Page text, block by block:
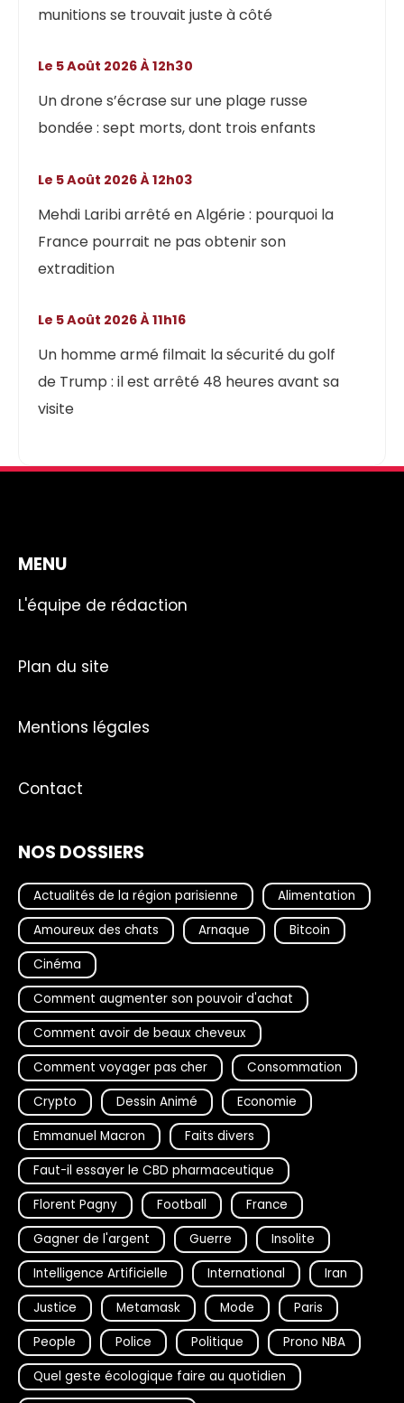
munitions se trouvait juste à côté
Un drone s’écrase sur une plage russe
bondée : sept morts, dont trois enfants
Le 5 Août 2026 À 12h30
Mehdi Laribi arrêté en Algérie : pourquoi la
France pourrait ne pas obtenir son
extradition
Le 5 Août 2026 À 12h03
Un homme armé filmait la sécurité du golf
de Trump : il est arrêté 48 heures avant sa
visite
Le 5 Août 2026 À 11h16
MENU
L'équipe de rédaction
Plan du site
Mentions légales
Contact
NOS DOSSIERS
Actualités de la région parisienne
Alimentation
Amoureux des chats
Arnaque
Bitcoin
Cinéma
Comment augmenter son pouvoir d'achat
Comment avoir de beaux cheveux
Comment voyager pas cher
Consommation
Crypto
Dessin Animé
Economie
Emmanuel Macron
Faits divers
Faut-il essayer le CBD pharmaceutique
Florent Pagny
Football
France
Gagner de l'argent
Guerre
Insolite
Intelligence Artificielle
International
Iran
Justice
Metamask Mode
Paris
People
Police Politique
Prono NBA
Quel geste écologique faire au quotidien